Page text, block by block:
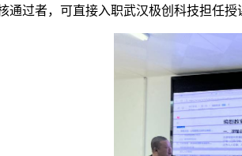
通过者，可直接入职武汉极创科技担任授